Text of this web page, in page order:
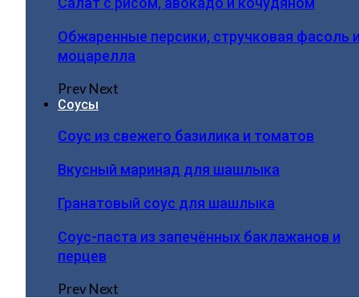
Обжаренные персики, стручковая фасоль
моцарелла
PrevNext
Соусы
Соус из свежего базилика и томатов
Вкусный маринад для шашлыка
Гранатовый соус для шашлыка
Соус-паста из запечённых баклажанов и
перцев
PrevNext